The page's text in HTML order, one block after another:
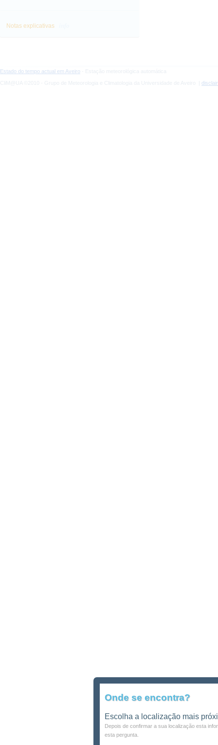
Notas explicativas
Estado do tempo actual em Aveiro - Estação meteorológica automática
CliM@UA ©2010 - Grupo de Meteorologia e Climatologia da Universidade de Aveiro |
Onde se encontra?
Escolha a localização mais
Depois de confirmar a sua localização esta
esta pergunta.